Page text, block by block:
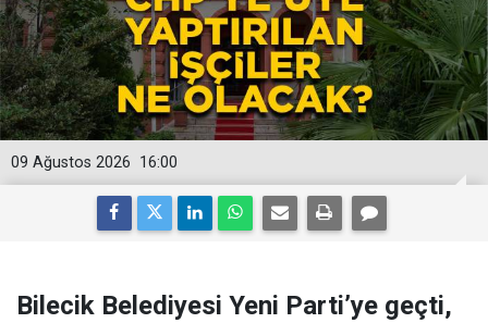
16:00
09 Ağustos 2026
Bilecik Belediyesi Yeni Parti’ye geçti,